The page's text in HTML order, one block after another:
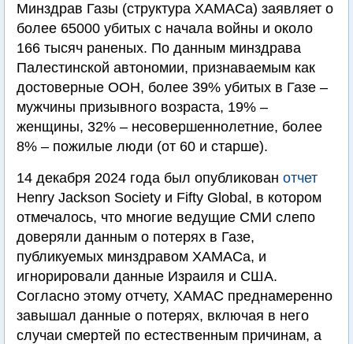
Минздрав Газы (структура ХАМАСа) заявляет о
более 65000 убитых с начала войны и около
166 тысяч раненых. По данным минздрава
Палестинской автономии, признаваемым как
достоверные ООН, более 39% убитых в Газе –
мужчины призывного возраста, 19% –
женщины, 32% – несовершеннолетние, более
8% – пожилые люди (от 60 и старше).
14 декабря 2024 года был опубликован отчет
Henry Jackson Society и Fifty Global, в котором
отмечалось, что многие ведущие СМИ слепо
доверяли данным о потерях в Газе,
публикуемых минздравом ХАМАСа, и
игнорировали данные Израиля и США.
Согласно этому отчету, ХАМАС преднамеренно
завышал данные о потерях, включая в него
случаи смертей по естественным причинам, а